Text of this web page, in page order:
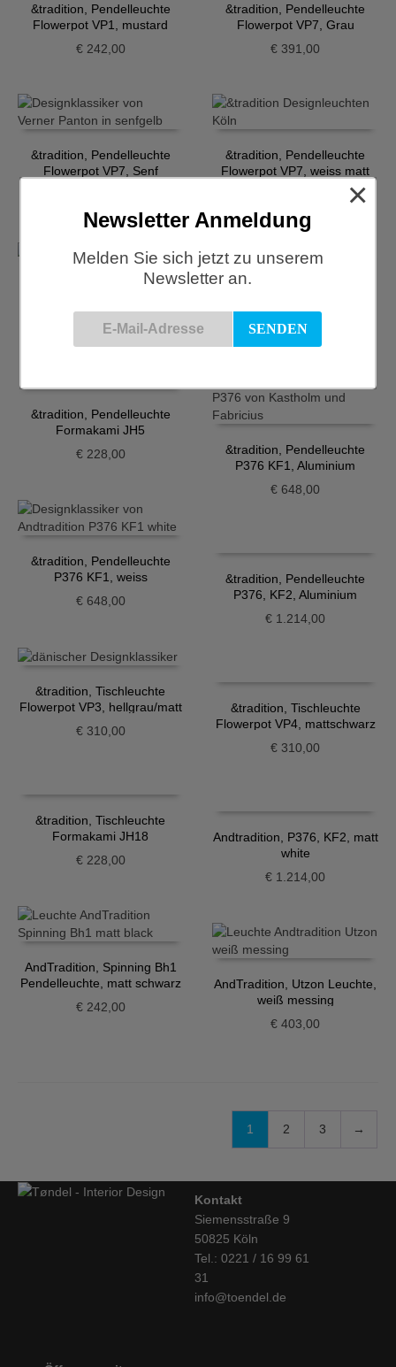
&tradition, Pendelleuchte
Flowerpot VP1, mustard
€242,00
&tradition, Pendelleuchte
Flowerpot VP7, Grau
€ 391,00
&tradition, Pendelleuchte
Flowerpot VP7, Senf
&tradition, Pendelleuchte
Flowerpot VP7, weiss matt
&tradition, Pendelleuchte
202,00
&tradition, Pendelleuchte
€202,00
&tradition, Pendelleuchte
Formakami JH5
€228,00
&tradition, Pendelleuchte
P376 KF1, Aluminium
€ 648,00
&tradition, Pendelleuchte
P376 KF1, weiss
€648,00
&tradition, Pendelleuchte
P376, KF2, Aluminium
€ 1.214,00
&tradition, Tischleuchte
Flowerpot VP3, hellgrau/matt
€310,00
&tradition, Tischleuchte
Flowerpot VP4, mattschwarz
€ 310,00
&tradition, Tischleuchte
Formakami JH18
€228,00
Andtradition, P376, KF2, matt
white
€ 1.214,00
AndTradition, Spinning Bh1
Pendelleuchte, matt schwarz
€242,00
AndTradition, Utzon Leuchte,
weiß messing
€ 403,00
1 2 3 →
Kontakt
Siemensstraße 9
50825 Köln
Tel.: 0221 / 16 99 61
31
info@toendel.de
Newsletter Anmeldung
Melden Sie sich jetzt zu unserem
Newsletter an.
×